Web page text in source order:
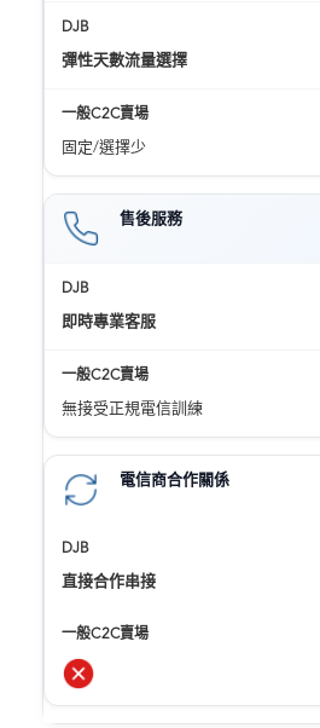
彈性天數流量選擇
固定/選擇少
售後服務
即時專業客服
無接受正規電信訓練
電信商合作關係
直接合作串接